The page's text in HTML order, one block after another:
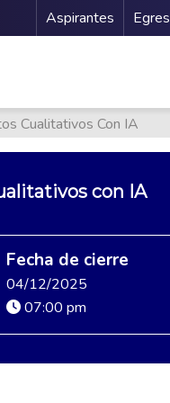
Menu
Aspirantes
Cualitativos Con IA
con IA
Fecha de cierre
04/12/2025
07:00 pm